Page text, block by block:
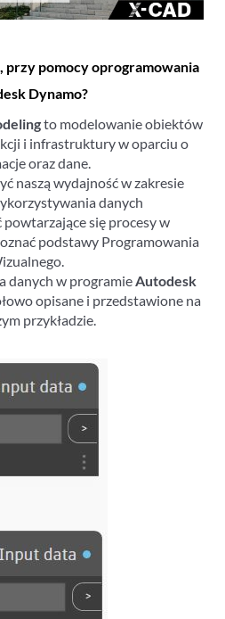
przy pomocy oprogramowania
Dynamo?
to modelowanie obiektów
i infrastruktury w oparciu o
oraz dane.
naszą wydajność w zakresie
danych
się procesy w
podstawy Programowania
danych w programieAutodesk
opisane i przedstawione na
przykładzie.